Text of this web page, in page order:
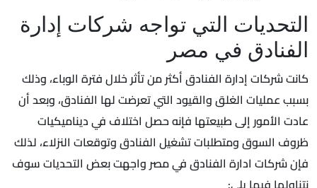
التحديات التي تواجه شركات إدارة
الفنادق في مصر
كانت شركات إدارة الفنادق أكثر من تأثر خلال فترة الوباء، وذلك
بسبب عمليات الغلق والقيود التي تعرضت لها الفنادق، وبعد أن
عادت الأمور إلى طبيعتها فإنه حصل اختلاف في ديناميكيات
ظروف السوق ومتطلبات تشغيل الفنادق وتوقعات النزلاء، لذلك
فإن شركات ادارة الفنادق في مصر واجهت بعض التحديات سوف